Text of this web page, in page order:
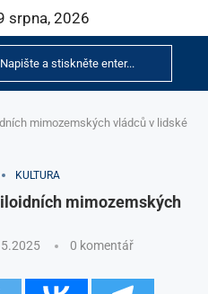
srpna, 2026
mimozemských vládců v lidské
KULTURA
mimozemských
0 komentář